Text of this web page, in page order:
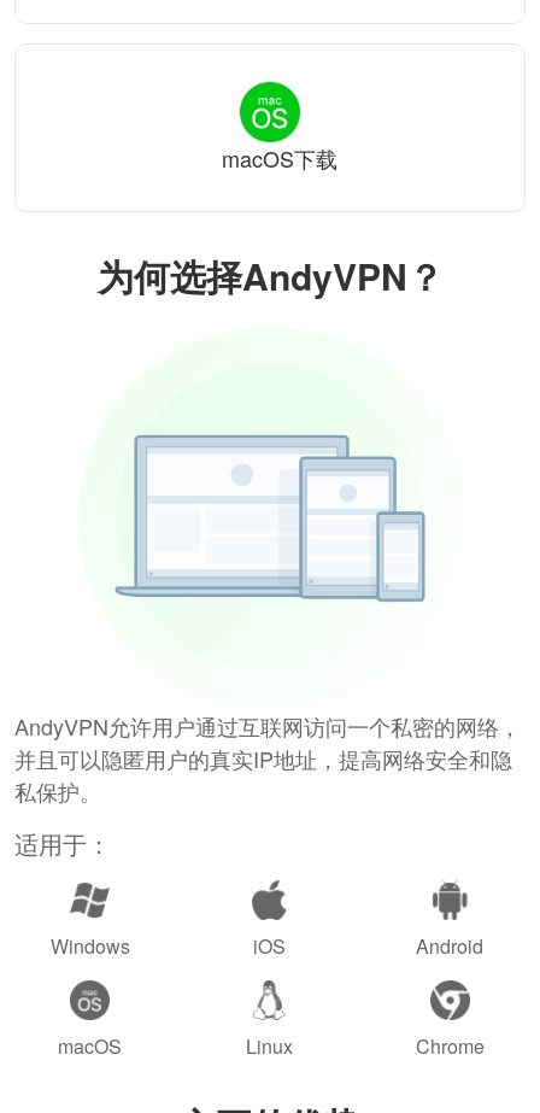
为何选择AndyVPN？
AndyVPN允许用户通过互联网访问一个私密的网络，
并且可以隐匿用户的真实IP地址，提高网络安全和隐
私保护。
适用于：
Windows iOS Android
macOS Linux Chrome
macOS下载